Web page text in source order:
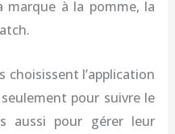
marque à la pomme, la
choisissent l’application
pour suivre le
aussi pour gérer leur